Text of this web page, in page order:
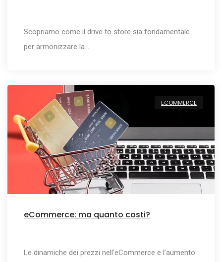
Scopriamo come il drive to store sia fondamentale
per armonizzare la…
ECOMMERCE
eCommerce: ma quanto costi?
Le dinamiche dei prezzi nell’eCommerce e l’aumento